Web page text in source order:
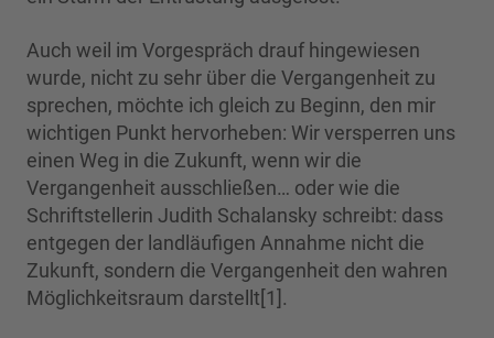
Auch weil im Vorgespräch drauf hingewiesen
wurde, nicht zu sehr über die Vergangenheit zu
sprechen, möchte ich gleich zu Beginn, den mir
wichtigen Punkt hervorheben: Wir versperren uns
einen Weg in die Zukunft, wenn wir die
Vergangenheit ausschließen… oder wie die
Schriftstellerin Judith Schalansky schreibt: dass
entgegen der landläufigen Annahme nicht die
Zukunft, sondern die Vergangenheit den wahren
Möglichkeitsraum darstellt[1].